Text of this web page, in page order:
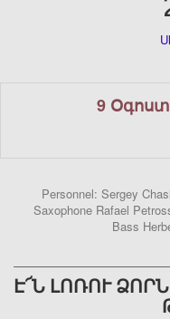
9
Personnel: Sergey
Saxophone Rafael
Bass
Է՜Ն ԼՈՌՈՒ ՁՈՐՆ